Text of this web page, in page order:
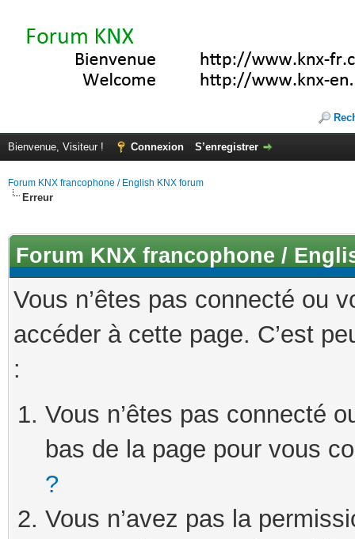
Bienvenue, Visiteur ! Connexion S’enregistrer
Forum KNX francophone / English KNX forum
Erreur
Forum KNX francophone /
Vous n’êtes pas connecté ou
accéder à cette page. C’est
:
Vous n’êtes pas connecté
bas de la page pour vous
?
Vous n’avez pas la